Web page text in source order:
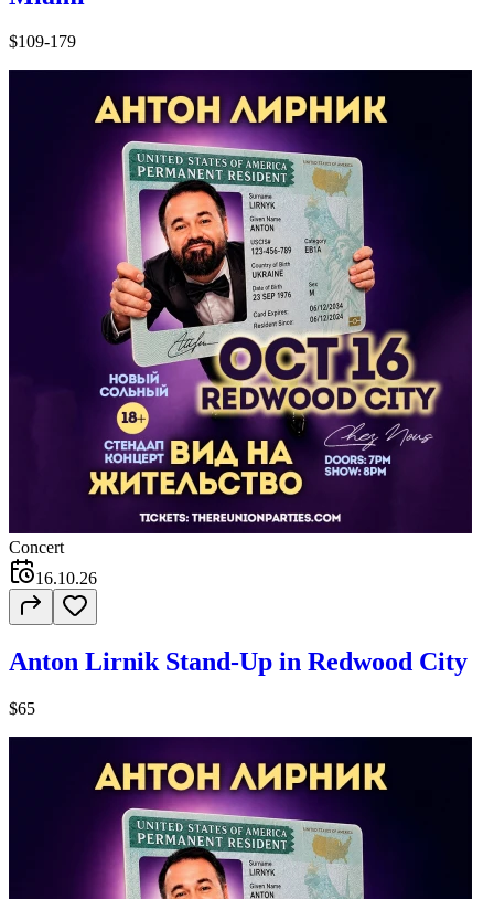
$109-179
Concert
16.10.26
Anton Lirnik Stand-Up in Redwood City
$65